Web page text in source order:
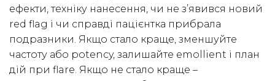
ефекти, техніку нанесення, чи не з’явився новий
red flag і чи справді пацієнтка прибрала
подразники. Якщо стало краще, зменшуйте
частоту або potency, залишайте emollient і план
дій при flare. Якщо не стало краще –